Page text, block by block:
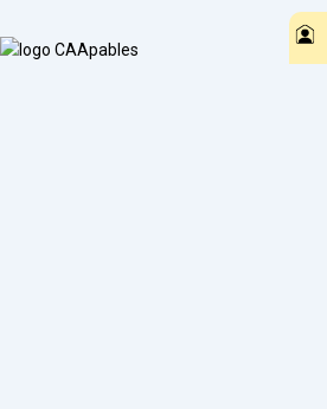
au